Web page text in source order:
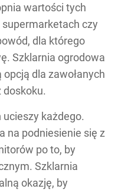
wartości tych
czy
dla którego
Szklarnia ogrodowa
dla zawołanych
ucieszy każdego.
na podniesienie się z
po to, by
Szklarnia
okazję, by